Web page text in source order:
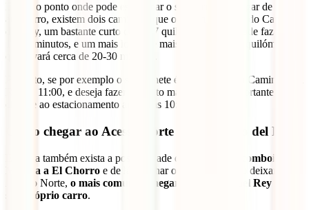
Desde o ponto onde pode estacionar o seu carro ou chegar de
autocarro, existem dois caminhos que o levam ao início do Caminito
del Rey, um bastante curto com 1,7 quilómetros, que pode fazer em
15-20 minutos, e um mais longo (e mais bonito) de 2,7 quilómetros
que levará cerca de 20-30 minutos.
Portanto, se por exemplo o seu bilhete é para chegar ao Caminito del
Rey às 11:00, e deseja fazer o trajeto mais longo, é importante que
chegue ao estacionamento antes das 10:30.
Como chegar ao Acesso Norte do Caminito del Rey?
Embora também exista a possibilidade de apanhar um
comboio de
Málaga a El Chorro e de lá apanhar o autocarro que o deixará no
Acesso Norte, o mais comum é chegar a Caminito del Rey com o
seu próprio carro.